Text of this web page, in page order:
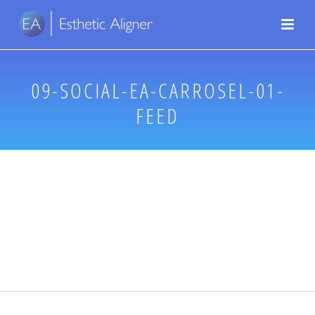
09-SOCIAL-EA-CARROSEL-01-
FEED